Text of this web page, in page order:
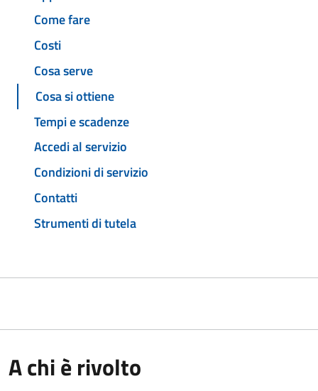
Come fare
Costi
Cosa serve
Cosa si ottiene
Tempi e scadenze
Accedi al servizio
Condizioni di servizio
Contatti
Strumenti di tutela
A chi è rivolto